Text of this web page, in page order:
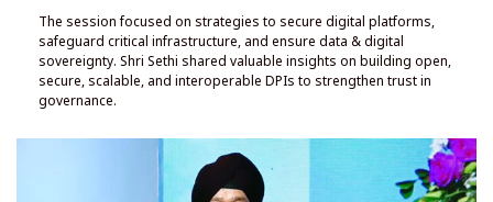
The session focused on strategies to secure digital platforms,
safeguard critical infrastructure, and ensure data & digital
sovereignty. Shri Sethi shared valuable insights on building open,
secure, scalable, and interoperable DPIs to strengthen trust in
governance.